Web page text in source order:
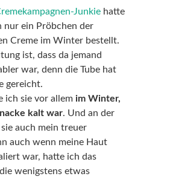
Junkie hatte
nur ein Pröbchen der
Creme im Winter bestellt.
ist, dass da jemand
war, denn die Tube hat
gereicht.
ich sie vor allem im Winter,
kalt war. Und an der
auch mein treuer
auch wenn meine Haut
war, hatte ich das
wenigstens etwas